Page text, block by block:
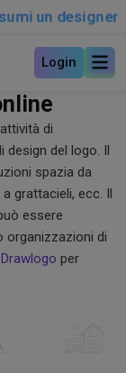
un designer
Login
di
del logo. Il
spazia da
grattacieli, ecc. Il
essere
organizzazioni di
Drawlogo per